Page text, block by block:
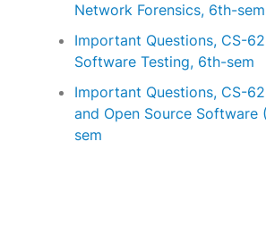
Network Forensics, 6th-sem
Important Questions, CS-
Software Testing, 6th-sem
Important Questions, CS-
and Open Source Software
sem